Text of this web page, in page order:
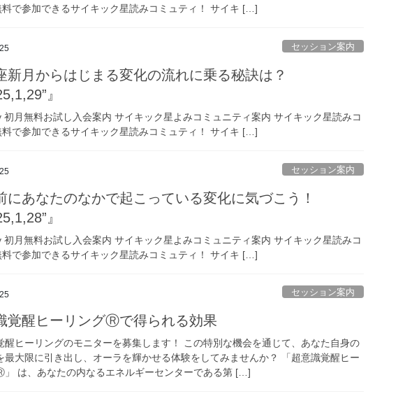
で参加できるサイキック星読みコミュティ！ サイキ […]
セッション案内
新月からはじまる変化の流れに乗る秘訣は？
』
月無料お試し入会案内 サイキック星よみコミュニティ案内 サイキック星読みコ
で参加できるサイキック星読みコミュティ！ サイキ […]
セッション案内
にあなたのなかで起こっている変化に気づこう！
』
月無料お試し入会案内 サイキック星よみコミュニティ案内 サイキック星読みコ
で参加できるサイキック星読みコミュティ！ サイキ […]
セッション案内
覚醒ヒーリングⓇで得られる効果
醒ヒーリングのモニターを募集します！ この特別な機会を通じて、あなた自身の
最大限に引き出し、オーラを輝かせる体験をしてみませんか？ 「超意識覚醒ヒー
」 は、あなたの内なるエネルギーセンターである第 […]